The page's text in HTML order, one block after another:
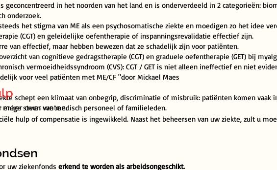
geconcentreerd in het noorden van het land en is onderverdeeld in 2 categorieën:
onderzoek.
het stigma van ME als een psychosomatische ziekte en moedigen zo het idee
(CGT) en geleidelijke oefentherapie of inspanningsrevalidatie effectief zijn.
van effectief, maar hebben bewezen dat ze schadelijk zijn voor patiënten.
van cognitieve gedragstherapie (CGT) en graduele oefentherapie (GET) bij
vermoeidheidssyndroom (CVS): CGT / GET is niet alleen ineffectief en niet
voor veel patiënten met ME/CF "door Mickael Maes
schept een klimaat van onbegrip, discriminatie of misbruik: patiënten komen vaak
enige steun van medisch personeel of familieleden.
meer over weten.
hulp of compensatie is ingewikkeld. Naast het beheersen van uw ziekte, zult u
uw ziekenfonds erkend te worden als arbeidsongeschikt.